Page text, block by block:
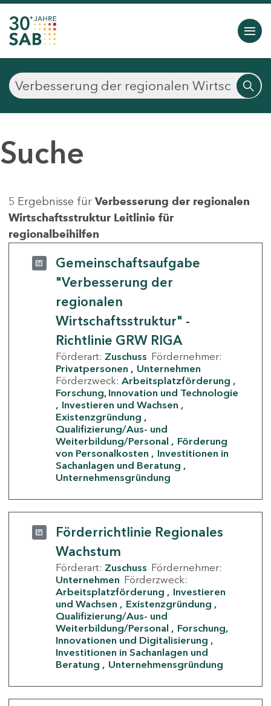
Suche
5 Ergebnisse für Verbesserung der regionalen
Wirtschaftsstruktur Leitlinie für
regionalbeihilfen
Gemeinschaftsaufgabe
"Verbesserung der
regionalen
Wirtschaftsstruktur" -
Richtlinie GRW RIGA
Förderart: Zuschuss Fördernehmer:
Privatpersonen
Unternehmen
Förderzweck: Arbeitsplatzförderung
Forschung, Innovation und Technologie
Investieren und Wachsen
Existenzgründung
Qualifizierung/Aus- und
Weiterbildung/Personal
Förderung
von Personalkosten
Investitionen in
Sachanlagen und Beratung
Unternehmensgründung
Förderrichtlinie Regionales
Wachstum
Förderart: Zuschuss Fördernehmer:
Unternehmen Förderzweck:
Arbeitsplatzförderung
Investieren
und Wachsen
Existenzgründung
Qualifizierung/Aus- und
Weiterbildung/Personal
Forschung,
Innovationen und Digitalisierung
Investitionen in Sachanlagen und
Beratung
Unternehmensgründung